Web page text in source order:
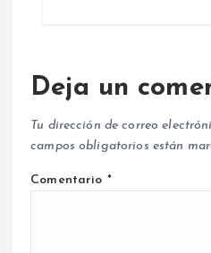
Deja un
Tu dirección de correo
campos obligatorios están
Comentario *